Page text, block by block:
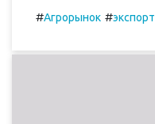
#Агрорынок #экспорт